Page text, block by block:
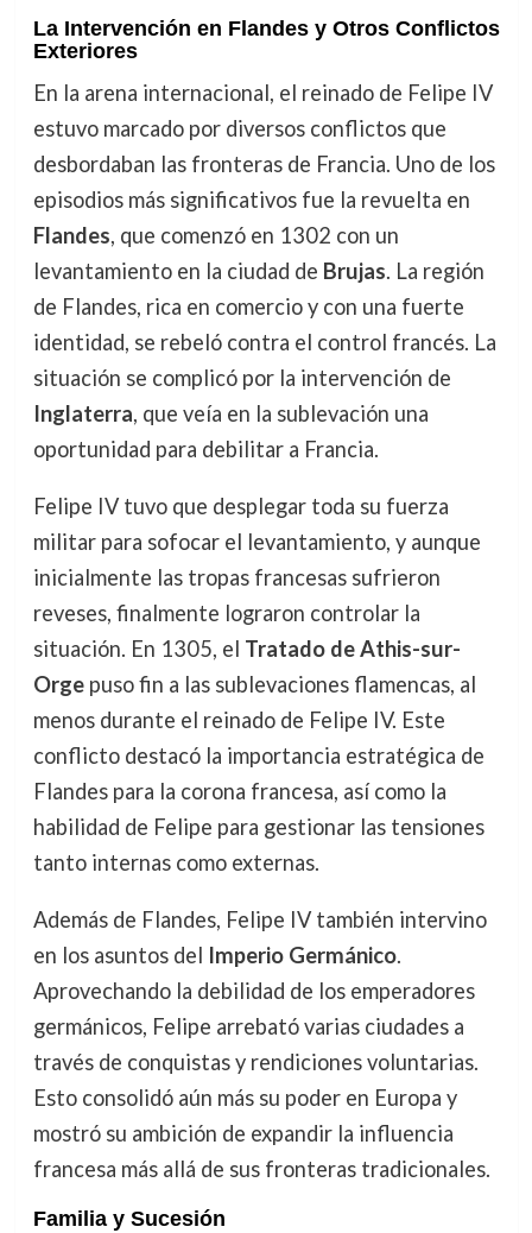
La Intervención en Flandes y Otros Conflictos
Exteriores
En la arena internacional, el reinado de Felipe IV
estuvo marcado por diversos conflictos que
desbordaban las fronteras de Francia. Uno de los
episodios más significativos fue la revuelta en
Flandes, que comenzó en 1302 con un
levantamiento en la ciudad de Brujas. La región
de Flandes, rica en comercio y con una fuerte
identidad, se rebeló contra el control francés. La
situación se complicó por la intervención de
Inglaterra, que veía en la sublevación una
oportunidad para debilitar a Francia.
Felipe IV tuvo que desplegar toda su fuerza
militar para sofocar el levantamiento, y aunque
inicialmente las tropas francesas sufrieron
reveses, finalmente lograron controlar la
situación. En 1305, el Tratado de Athis-sur-
Orgepuso fin a las sublevaciones flamencas, al
menos durante el reinado de Felipe IV. Este
conflicto destacó la importancia estratégica de
Flandes para la corona francesa, así como la
habilidad de Felipe para gestionar las tensiones
tanto internas como externas.
Además de Flandes, Felipe IV también intervino
en los asuntos del Imperio Germánico.
Aprovechando la debilidad de los emperadores
germánicos, Felipe arrebató varias ciudades a
través de conquistas y rendiciones voluntarias.
Esto consolidó aún más su poder en Europa y
mostró su ambición de expandir la influencia
francesa más allá de sus fronteras tradicionales.
Familia y Sucesión